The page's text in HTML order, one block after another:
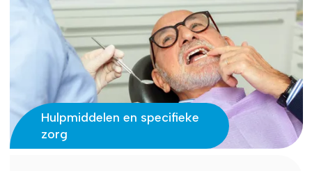
Hulpmiddelen en specifieke
zorg